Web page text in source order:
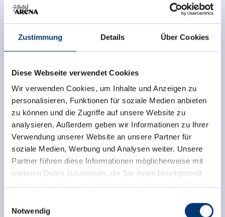
Zustimmung Details Über Cookies
Diese Webseite verwendet Cookies
Wir verwenden Cookies, um Inhalte und Anzeigen zu
personalisieren, Funktionen für soziale Medien anbieten
zu können und die Zugriffe auf unsere Website zu
analysieren. Außerdem geben wir Informationen zu Ihrer
Verwendung unserer Website an unsere Partner für
soziale Medien, Werbung und Analysen weiter. Unsere
Partner führen diese Informationen möglicherweise mit
weiteren Daten zusammen, die Sie ihnen bereitgestellt
Notwendig
E-Bike Verleih Intersport Huber - Isskogelbahn
Hnr. 306
6281 Gerlos